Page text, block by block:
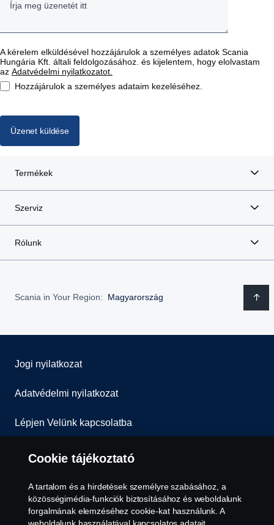
A kérelem elküldésével hozzájárulok a személyes adatok Scania
Hungária Kft. általi feldolgozásához. és kijelentem, hogy elolvastam
az Adatvédelmi nyilatkozatot.
Hozzájárulok a személyes adataim kezeléséhez.
Üzenet küldése
Termékek
Szerviz
Rólunk
Scania in Your Region: Magyarország
Jogi nyilatkozat
Adatvédelmi nyilatkozat
Lépjen Velünk kapcsolatba
Általános Szerződési Feltételek
Visszaélés-bejelentés
Süti szabályzat
Cookie tájékoztató
A tartalom és a hirdetések személyre szabásához, a
közösségimédia-funkciók biztosításához és weboldalunk
forgalmának elemzéséhez cookie-kat használunk. A